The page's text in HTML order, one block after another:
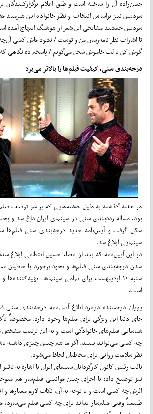
حسن‌زاده آن را ساخته است و طبق اعلام برگزارکنندگان
سردیس نیز براساس انتخاب و نظر خانواده این هنرمند
سردیس جمشید مشایخی این شعر از هوشنگ ابتهاج آمده
تا اشارات نظر نامه‌رسان من و توست / نشود فاش کسی
گوش کن با لب خاموش سخن می‌گویم / پاسخم ده نگاهی
درجه‌بندی سنی، کیفیت فیلم‌ها را بالاتر می‌برد
در هفته گذشته به دلیل حاشیه‌هایی که بر سر توقیف فیلم
بود، مساله رده‌بندی سنی در سینمای ایران داغ شد و
شکل گرفت و آیین‌نامه جدید درجه‌بندی سنی فیلم‌ها
سینمایی ابلاغ شد.
در این آیین‌نامه که بعد از امضاء حسین انتظامی ابلاغ
شدن درجه‌بندی سنی فیلم‌ها و نحوه برخورد با خاطیان
شنبه ۱۰ اردیبهشت برای تمامی سینماها، تهیه‌کننده‌ها
است.
پوران درخشنده درباره ابلاغ آیین‌نامه درجه‌بندی سنی
جای دنیا این ویژگی برای فیلم‌ها وجود دارد. مخصوصاً
شناسایی فیلم‌های خانوادگی است و به این ترتیب مشخص
چه کسی می‌تواند ببیند. اگر ما هم چنین چیزی داشته
نظر سلامت روانی برای مخاطبان لحاظ می‌شود.
نائب رئیس کانون کارگردانان سینمای ایران با اشاره به تاثیر
نیز توضیح داد: با اجرای چنین قوانینی فیلم‌ساز هم
اثرش چه کسی است و با توجه به آن، نکات لازم معیارها و
طبیعتاً وقتی فیلم‌ساز بداند برای چه کسی فیلم